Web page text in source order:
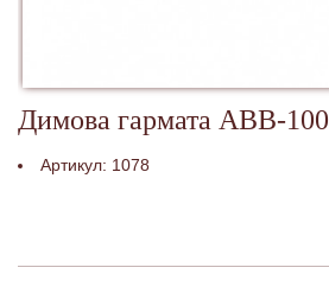
Димова гармата АВВ-100
Артикул: 1078